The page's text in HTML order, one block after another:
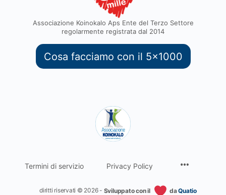
Associazione Koinokalo Aps Ente del Terzo Settore
regolarmente registrata dal 2014
Cosa facciamo con il 5x1000
Termini di servizio Privacy Policy
diritti riservati © 2026 - Sviluppato con il daQuatio